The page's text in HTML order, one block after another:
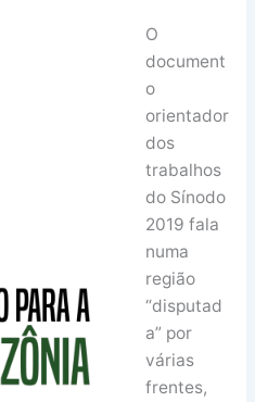
O
document
o
orientador
dos
trabalhos
do Sínodo
2019 fala
numa
região
“disputad
a” por
várias
frentes,